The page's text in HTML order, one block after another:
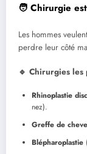
🧑 Chirurgie
Les hommes
perdre leur côté
🔹 Chirurgies les
Rhinoplastie
nez).
Greffe de
Blépharoplastie